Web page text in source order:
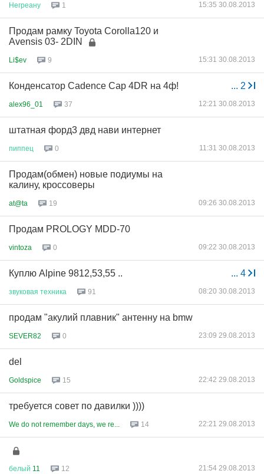
Негреану 1 15:35 30.08.2013
Продам рамку Toyota Corolla120 и
Avensis 03- 2DIN
Li$ev 9 15:31 30.08.2013
... 2
Конденсатор Cadence Cap 4DR на 4ф!
alex96_01 37 12:21 30.08.2013
штатная форд3 двд нави интернет
пиппец 0 11:31 30.08.2013
Продам(обмен) новые подиумы на
калину, кроссоверы
at@ta 19 09:26 30.08.2013
Продам PROLOGY MDD-70
vintoza 0 09:22 30.08.2013
... 4
Куплю Alpine 9812,53,55 ..
звуковая техника 91 08:20 30.08.2013
продам "акулий плавник" антенну на bmw
SEVER82 0 23:09 29.08.2013
del
Goldspice 15 22:42 29.08.2013
требуется совет по давилки ))))
We do not remember days, we re... 14 22:21 29.08.2013
белый 11 12 21:54 29.08.2013